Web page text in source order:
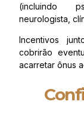
(incluindo
neurologista,
Incentivos
cobrirão
acarretar ônus